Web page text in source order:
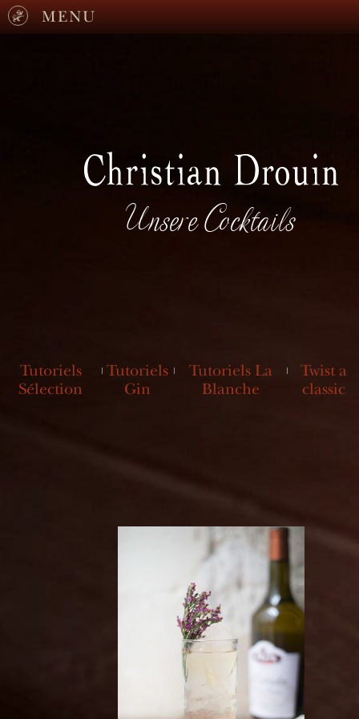
MENU
Unsere Cocktails
Tutoriels
Sélection
Tutoriels
Gin
Tutoriels La
Blanche
Twist a
classic